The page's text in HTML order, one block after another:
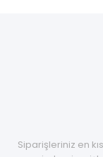
Siparişleriniz en